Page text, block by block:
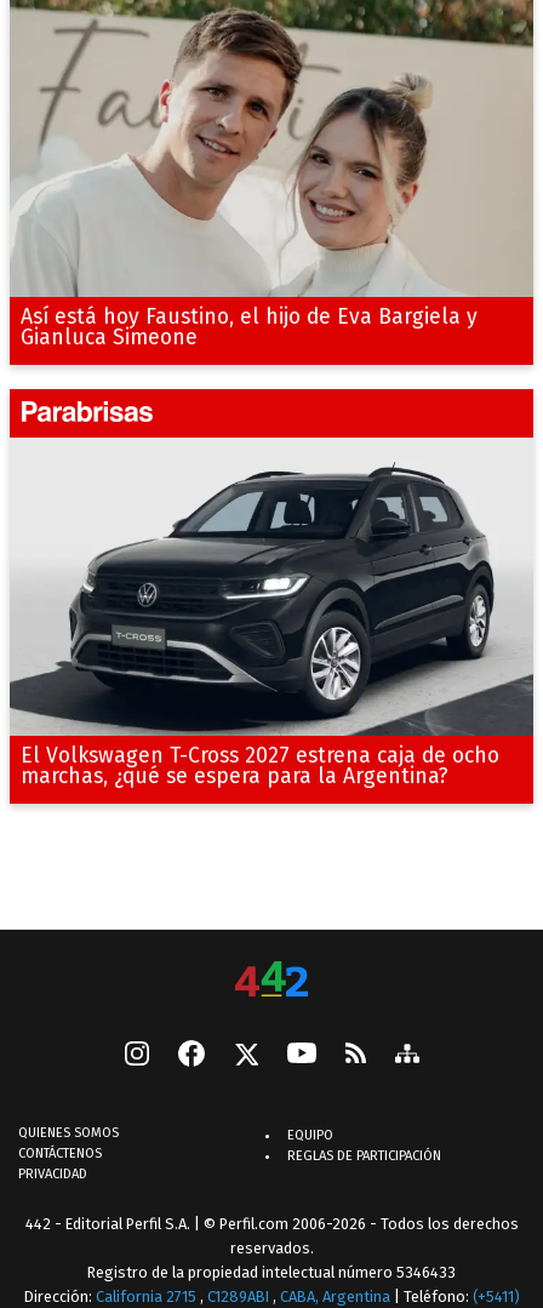
Así está hoy Faustino, el hijo de Eva Bargiela y
Gianluca Simeone
El Volkswagen T-Cross 2027 estrena caja de ocho
marchas, ¿qué se espera para la Argentina?
QUIENES SOMOS
CONTÁCTENOS
PRIVACIDAD
EQUIPO
REGLAS DE PARTICIPACIÓN
442 - Editorial Perfil S.A. | © Perfil.com 2006-2026 - Todos los derechos
reservados.
Registro de la propiedad intelectual número 5346433
Dirección: California 2715 , C1289ABI , CABA, Argentina | Teléfono: (+5411)